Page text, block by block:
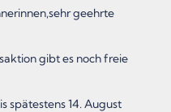
geehrte
gibt es noch freie
spätestens 14. August